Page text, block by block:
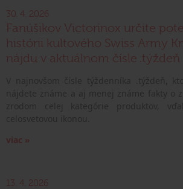
30. 4. 2026
Fanúšikov Victorinox určite
histórii kultového Swiss Army
nájdu v aktuálnom čísle .týždeň
viac »
13. 4. 2026